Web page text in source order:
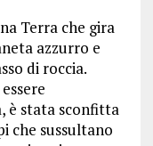
Terra che gira
azzurro e
di roccia.
è stata sconfitta
che sussultano